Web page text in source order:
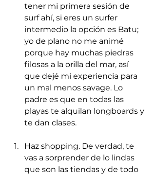
tener mi primera sesión de
surf ahí, si eres un surfer
intermedio la opción es Batu;
yo de plano no me animé
porque hay muchas piedras
filosas a la orilla del mar, así
que dejé mi experiencia para
un mal menos savage. Lo
padre es que en todas las
playas te alquilan longboards y
te dan clases.
Haz shopping. De verdad, te
vas a sorprender de lo lindas
que son las tiendas y de todo